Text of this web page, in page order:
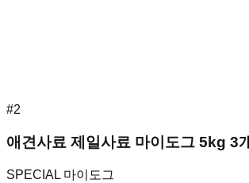
#2
애견사료 제일사료 마이도그 5kg 3
SPECIAL 마이도그